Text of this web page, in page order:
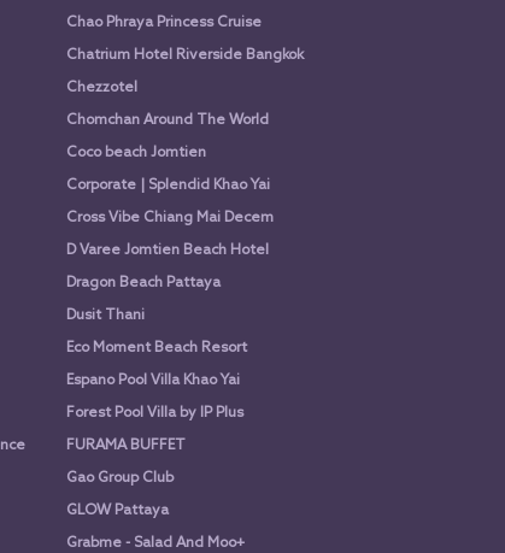
Chao Phraya Princess Cruise
Chatrium Hotel Riverside Bangkok
Chezzotel
Chomchan Around The World
Coco beach Jomtien
Corporate | Splendid Khao Yai
Cross Vibe Chiang Mai Decem
D Varee Jomtien Beach Hotel
Dragon Beach Pattaya
Dusit Thani
Eco Moment Beach Resort
Espano Pool Villa Khao Yai
Forest Pool Villa by IP Plus
FURAMA BUFFET
Gao Group Club
GLOW Pattaya
Grabme - Salad And Moo+